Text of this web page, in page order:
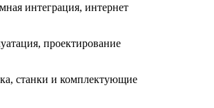
интеграция, интернет
проектирование
станки и комплектующие